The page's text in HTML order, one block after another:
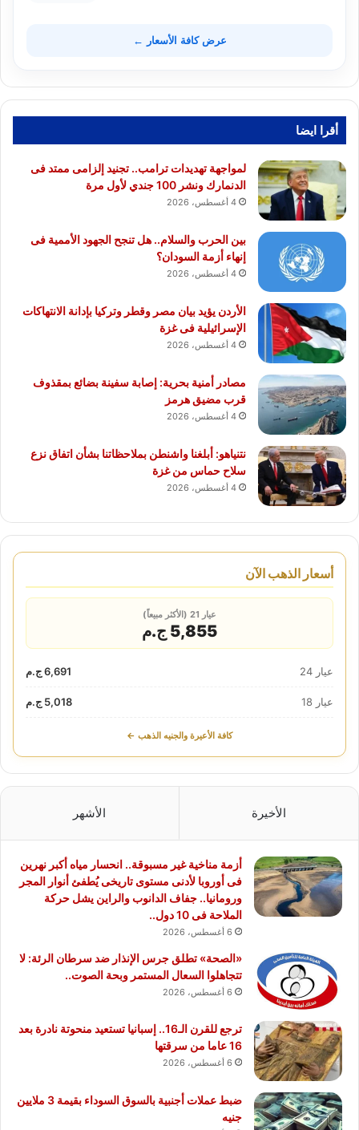
عرض كافة الأسعار ←
أقرا ايضا
لمواجهة تهديدات ترامب.. تجنيد إلزامى ممتد فى
الدنمارك ونشر 100 جندي لأول مرة
4 أغسطس، 2026
بين الحرب والسلام.. هل تنجح الجهود الأممية فى
إنهاء أزمة السودان؟
4 أغسطس، 2026
الأردن يؤيد بيان مصر وقطر وتركيا بإدانة الانتهاكات
الإسرائيلية فى غزة
4 أغسطس، 2026
مصادر أمنية بحرية: إصابة سفينة بضائع بمقذوف
قرب مضيق هرمز
4 أغسطس، 2026
نتنياهو: أبلغنا واشنطن بملاحظاتنا بشأن اتفاق نزع
سلاح حماس من غزة
4 أغسطس، 2026
أسعار الذهب الآن
عيار 21 (الأكثر مبيعاً)
5,855 ج.م
عيار 24 6,691 ج.م
عيار 18 5,018 ج.م
كافة الأعيرة والجنيه الذهب ←
الأخيرة الأشهر
أزمة مناخية غير مسبوقة.. انحسار مياه أكبر نهرين
فى أوروبا لأدنى مستوى تاريخى يُطفئ أنوار المجر
ورومانيا.. جفاف الدانوب والراين يشل حركة
الملاحة فى 10 دول..
6 أغسطس، 2026
«الصحة» تطلق جرس الإنذار ضد سرطان الرئة: لا
تتجاهلوا السعال المستمر وبحة الصوت..
6 أغسطس، 2026
ترجع للقرن الـ16.. إسبانيا تستعيد منحوتة نادرة بعد
16 عاما من سرقتها
6 أغسطس، 2026
ضبط عملات أجنبية بالسوق السوداء بقيمة 3 ملايين
جنيه